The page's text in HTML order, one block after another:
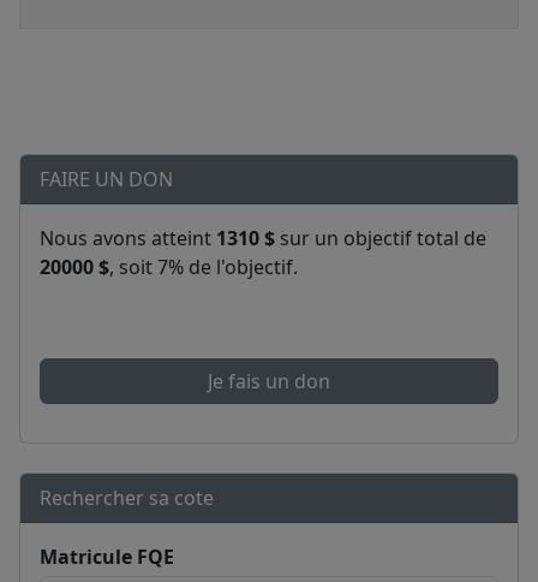
FAIRE UN DON
Nous avons atteint 1310 $ sur un objectif total de
20000 $, soit 7% de l'objectif.
Je fais un don
Rechercher sa cote
Matricule FQE